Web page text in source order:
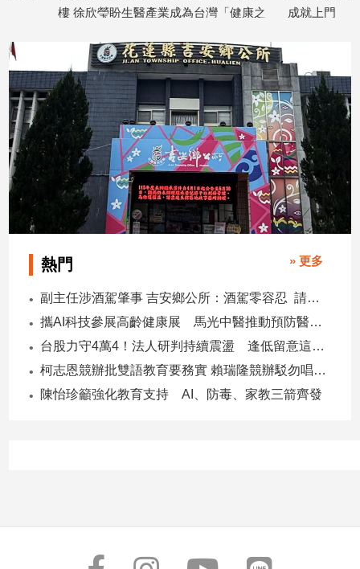
薦
科
技/
遊
戲
寵
物
音
專
區
樓 徐欣瑩盼生醫產業成為台灣「健康之
2026/07/31
成就上門
熱門 » 更多
副主任涉酒駕肇事 吉安鄉公所：酒駕零容忍 請辭獲准
攜AI科技參展高齡健康展 馬光中醫推動預防醫學迎接長壽新經濟
台股力守4萬4！法人研判持續震盪 逢低留意這些族群
柯志恩競辦批雙語教育要務實 賴瑞隆競辦駁勿唱衰高雄
陳怡珍籲強化教育支持 AI、防毒、家教三箭齊發